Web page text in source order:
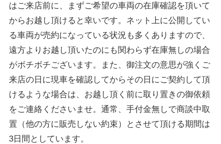
はご来店前に、まずご希望の車両の在庫確認を頂いて
からお越し頂けると幸いです。ネット上に公開してい
る車両が売約になっている状況も多くありますので、
遠方よりお越し頂いたのにも関わらず在庫無しの場合
がボチボチございます。また、御注文の意思が強くご
来店の日に現車を確認してからその日にご契約して頂
けるような場合は、お越し頂く前に取り置きの御依頼
をご連絡くださいませ。通常、手付金無しで商談中取
置（他の方に販売しない約束）とさせて頂ける期間は
3日間としています。